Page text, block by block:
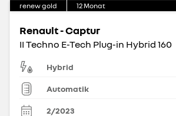
renew gold 12Monat
Renault - Captur
II Techno E-Tech Plug-in Hybrid 160
Hybrid
Automatik
2/2023